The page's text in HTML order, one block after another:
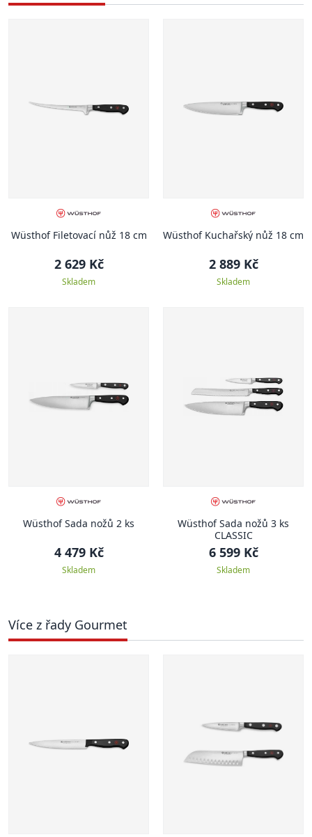
Wüsthof Filetovací nůž 18 cm
2 629 Kč
Skladem
Wüsthof Kuchařský nůž 18 cm
2 889 Kč
Skladem
Wüsthof Sada nožů 2 ks
4 479 Kč
Skladem
Wüsthof Sada nožů 3 ks
CLASSIC
6 599 Kč
Skladem
Více z řady Gourmet